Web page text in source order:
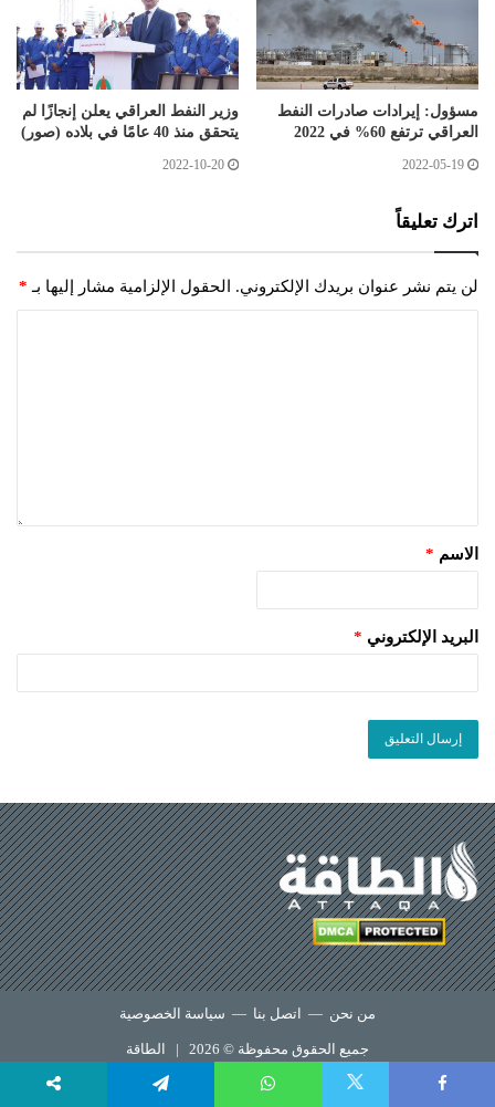
مسؤول: إيرادات صادرات النفط
العراقي ترتفع 60% في 2022
2022-05-19
وزير النفط العراقي يعلن إنجازًا لم
يتحقق منذ 40 عامًا في بلاده (صور)
2022-10-20
اترك تعليقاً
لن يتم نشر عنوان بريدك الإلكتروني. الحقول الإلزامية مشار إليها بـ *
الاسم *
البريد الإلكتروني *
من نحن — اتصل بنا — سياسة الخصوصية
جميع الحقوق محفوظة © 2026 | الطاقة